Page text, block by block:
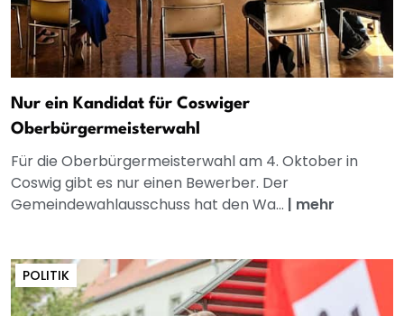
Nur ein Kandidat für Coswiger
Oberbürgermeisterwahl
Für die Oberbürgermeisterwahl am 4. Oktober in
Coswig gibt es nur einen Bewerber. Der
Gemeindewahlausschuss hat den Wa... | mehr
POLITIK